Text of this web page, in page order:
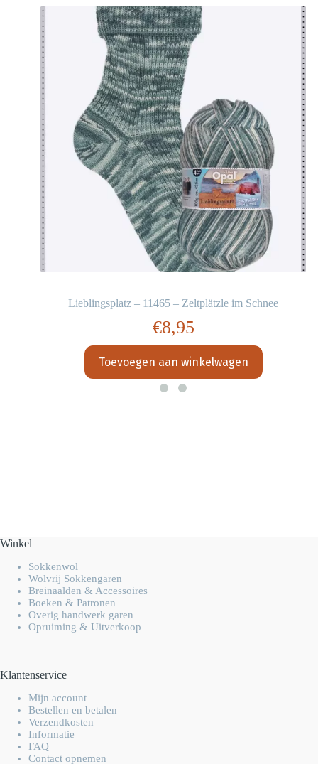
Lieblingsplatz – 11465 – Zeltplätzle im Schnee
€8,95
Toevoegen aan winkelwagen
Winkel
Sokkenwol
Wolvrij Sokkengaren
Breinaalden & Accessoires
Boeken & Patronen
Overig handwerk garen
Opruiming & Uitverkoop
Klantenservice
Mijn account
Bestellen en betalen
Verzendkosten
Informatie
FAQ
Contact opnemen